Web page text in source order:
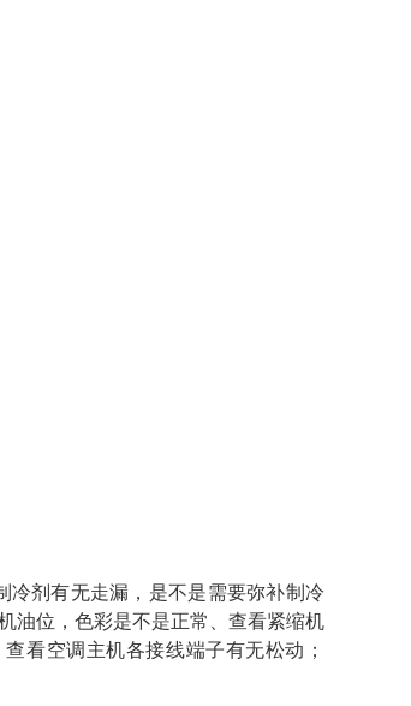
冷剂有无走漏，是不是需要弥补制冷
油位，色彩是不是正常、查看紧缩机
看空调主机各接线端子有无松动；